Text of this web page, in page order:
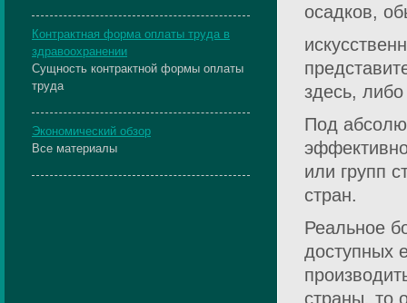
осадков,
здесь,
Под
или групп
стран.
Реальное
доступных
страны, то
Контрактная форма оплаты труда в
здравоохранении
Сущность контрактной формы оплаты
труда
Экономический обзор
Все материалы